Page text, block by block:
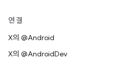
연결
X의 @Android
X의 @AndroidDev